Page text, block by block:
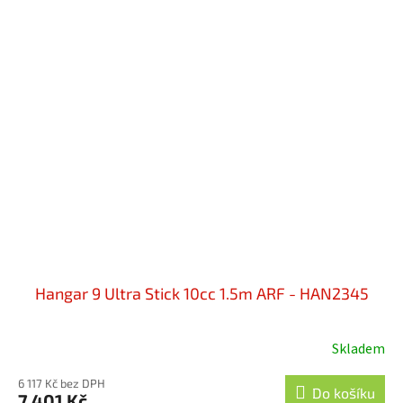
Hangar 9 Ultra Stick 10cc 1.5m ARF - HAN2345
Skladem
6 117 Kč bez DPH
Do košíku